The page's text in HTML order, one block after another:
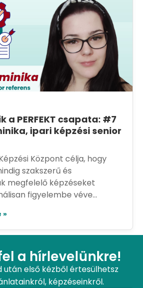
a PERFEKT csapata: #7
ipari képzési senior
Központ célja, hogy
szakszerű és
megfelelő képzéseket
figyelembe véve...
»
a hírlevelünkre!
után első kézből értesülhetsz
képzéseinkről.